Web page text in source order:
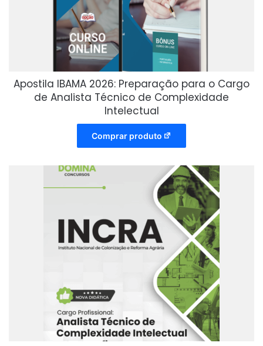
Apostila IBAMA 2026: Preparação para o Cargo
de Analista Técnico de Complexidade
Intelectual
Comprar produto